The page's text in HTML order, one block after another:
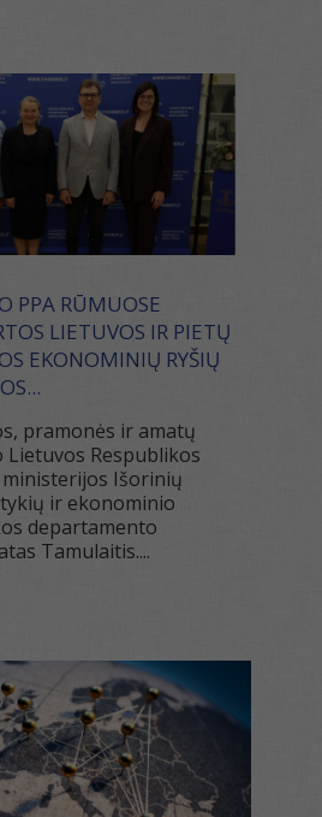
PPA RŪMUOSE
LIETUVOS IR PIETŲ
EKONOMINIŲ RYŠIŲ
pramonės ir amatų
Lietuvos Respublikos
Išorinių
ir ekonominio
departamento
Tamulaitis....